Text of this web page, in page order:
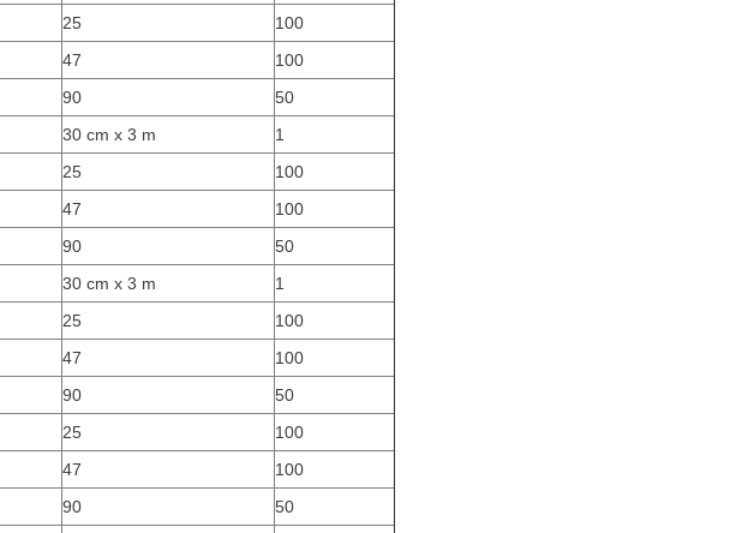
25
100
47
100
90
50
30 cm x 3 m
1
25
100
47
100
90
50
30 cm x 3 m
1
25
100
47
100
90
50
25
100
47
100
90
50